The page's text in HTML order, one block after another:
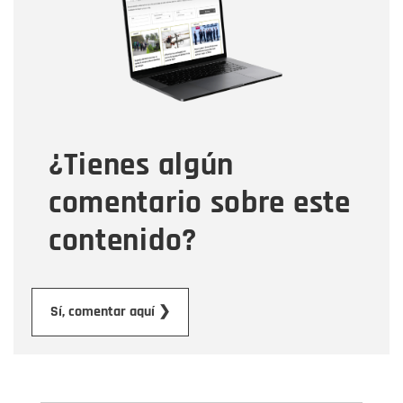
¿Tienes algún
comentario sobre este
contenido?
Sí, comentar aquí ❯
Correo electrónico
Tipo de comentario
Mensaje